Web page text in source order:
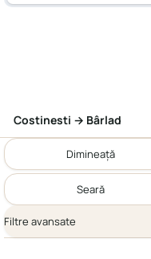
Costinesti → Bârlad
Dimineață
Seară
Filtre avansate